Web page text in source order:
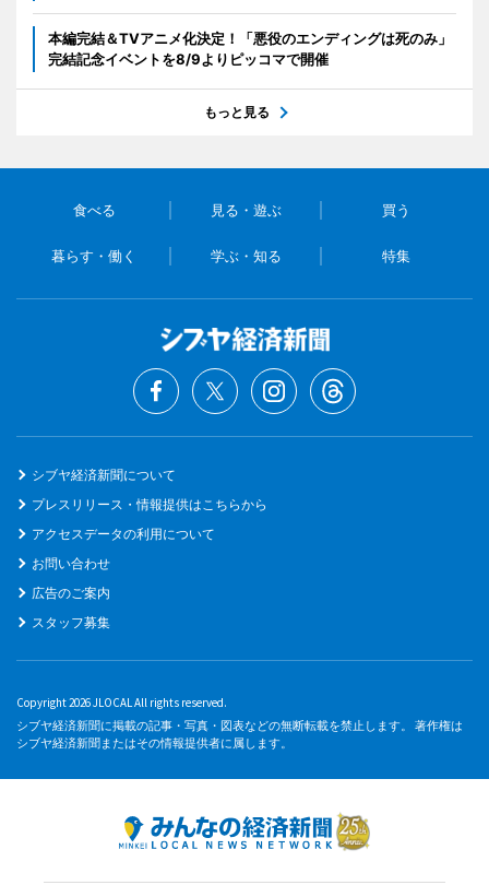
本編完結＆TVアニメ化決定！「悪役のエンディングは死のみ」
完結記念イベントを8/9よりピッコマで開催
もっと見る
食べる 見る・遊ぶ 買う
暮らす・働く 学ぶ・知る 特集
シブヤ経済新聞について
プレスリリース・情報提供はこちらから
アクセスデータの利用について
お問い合わせ
広告のご案内
スタッフ募集
Copyright 2026 JLOCAL All rights reserved.
シブヤ経済新聞に掲載の記事・写真・図表などの無断転載を禁止します。 著作権は
シブヤ経済新聞またはその情報提供者に属します。